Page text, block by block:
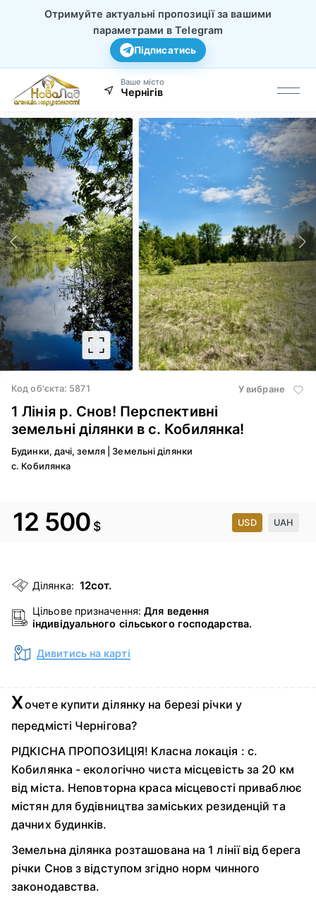
Отримуйте актуальні пропозиції за вашими
параметрами в Telegram
Підписатись
Ваше місто
Чернігів
Код об'єкта: 5871 У вибране
1 Лінія р. Снов! Перспективні
земельні ділянки в с. Кобилянка!
Будинки, дачі, земля
Земельні ділянки
с. Кобилянка
12 500 $ USD UAH
Ділянка: 12сот.
Цільове призначення:Для ведення
індивідуального сільського господарства.
Дивитись на карті
Хочете купити ділянку на березі річки у
передмісті Чернігова?
РІДКІСНА ПРОПОЗИЦІЯ! Класна локація : с.
Кобилянка - екологічно чиста місцевість за 20 км
від міста. Неповторна краса місцевості приваблює
містян для будівництва заміських резиденцій та
дачних будинків.
Земельна ділянка розташована на 1 лінії від берега
річки Снов з відступом згідно норм чинного
законодавства.